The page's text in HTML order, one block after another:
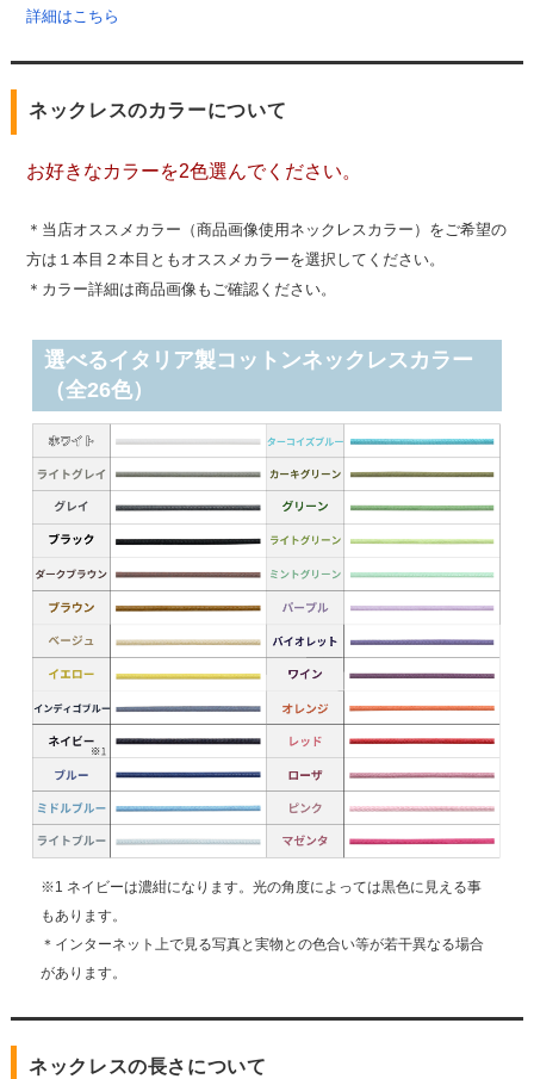
詳細はこちら
ネックレスのカラーについて
お好きなカラーを2色選んでください。
＊当店オススメカラー（商品画像使用ネックレスカラー）をご希望の
方は１本目２本目ともオススメカラーを選択してください。
＊カラー詳細は商品画像もご確認ください。
選べるイタリア製コットンネックレスカラー
（全26色）
※1 ネイビーは濃紺になります。光の角度によっては黒色に見える事
もあります。
＊インターネット上で見る写真と実物との色合い等が若干異なる場合
があります。
ネックレスの長さについて